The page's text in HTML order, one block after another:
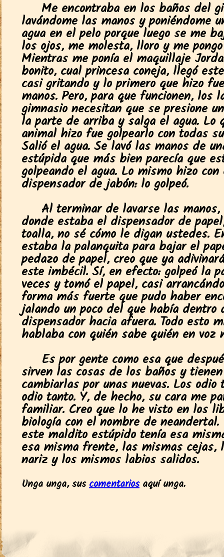
Me encontraba en los baños del
lavándome las manos y poniéndome
agua en el pelo porque luego se me
los ojos, me molesta, lloro y me
Mientras me ponía el maquillaje
bonito, cual princesa coneja, llegó
casi gritando y lo primero que hizo
manos. Pero, para que funcionen, los
gimnasio necesitan que se presione
la parte de arriba y salga el agua. Lo
animal hizo fue golpearlo con todas
Salió el agua. Se lavó las manos de
estúpida que más bien parecía que
golpeando el agua. Lo mismo hizo con
dispensador de jabón: lo golpeó.
Al terminar de lavarse las manos,
donde estaba el dispensador de
toalla, no sé cómo le digan ustedes.
estaba la palanquita para bajar el
pedazo de papel, creo que ya
este imbécil. Sí, en efecto: golpeó la
veces y tomó el papel, casi
forma más fuerte que pudo haber
jalando un poco del que había dentro
dispensador hacia afuera. Todo esto
hablaba con quién sabe quién en voz
Es por gente como esa que
sirven las cosas de los baños y
cambiarlas por unas nuevas. Los odio
odio tanto. Y, de hecho, su cara me
familiar. Creo que lo he visto en los
biología con el nombre de
este maldito estúpido tenía esa
esa misma frente, las mismas cejas,
nariz y los mismos labios salidos.
Unga unga, suscomentariosaquí unga.